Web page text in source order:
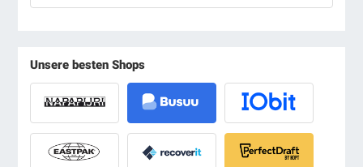
Unsere besten Shops